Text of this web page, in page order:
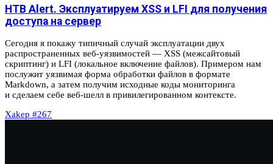
HTB Alert. Эксплуатируем XSS и LFI для получения
доступа на сервер
Сегодня я покажу типичный случай эксплуатации двух
распространенных веб‑уязвимостей — XSS (межсайтовый
скриптинг) и LFI (локальное включение файлов). Примером нам
послужит уязвимая форма обработки файлов в формате
Markdown, а затем получим исходные коды мониторинга
и сделаем себе веб‑шелл в привилегированном контексте.
Xakep #267